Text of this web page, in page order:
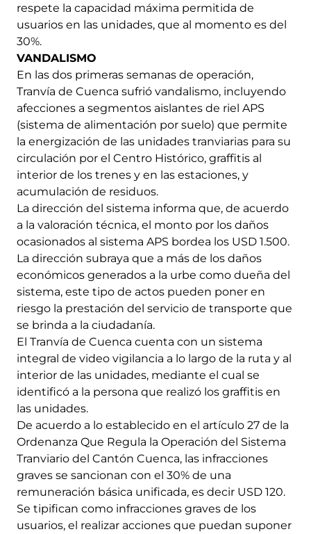
respete la capacidad máxima permitida de
usuarios en las unidades, que al momento es del
30%.
VANDALISMO
En las dos primeras semanas de operación,
Tranvía de Cuenca sufrió vandalismo, incluyendo
afecciones a segmentos aislantes de riel APS
(sistema de alimentación por suelo) que permite
la energización de las unidades tranviarias para su
circulación por el Centro Histórico, graffitis al
interior de los trenes y en las estaciones, y
acumulación de residuos.
La dirección del sistema informa que, de acuerdo
a la valoración técnica, el monto por los daños
ocasionados al sistema APS bordea los USD 1.500.
La dirección subraya que a más de los daños
económicos generados a la urbe como dueña del
sistema, este tipo de actos pueden poner en
riesgo la prestación del servicio de transporte que
se brinda a la ciudadanía.
El Tranvía de Cuenca cuenta con un sistema
integral de video vigilancia a lo largo de la ruta y al
interior de las unidades, mediante el cual se
identificó a la persona que realizó los graffitis en
las unidades.
De acuerdo a lo establecido en el artículo 27 de la
Ordenanza Que Regula la Operación del Sistema
Tranviario del Cantón Cuenca, las infracciones
graves se sancionan con el 30% de una
remuneración básica unificada, es decir USD 120.
Se tipifican como infracciones graves de los
usuarios, el realizar acciones que puedan suponer